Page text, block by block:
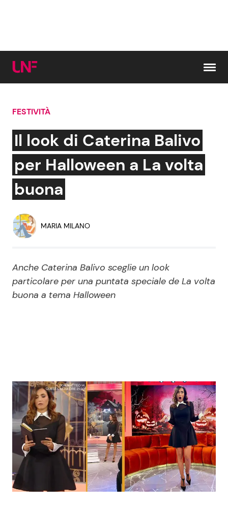
Cerca:
News e Cronaca
Attualità Italiana
Economia
Persone Scomparse
Politica
Gossip e TV
Bellezze VIP
Programmi TV
News Cinema
News Musica
News Spettacolo
News dal mondo
Benessere Cucina e Ricette
FESTIVITÀ
Il look di Caterina Balivo
per Halloween a La volta
buona
MARIA MILANO
Anche Caterina Balivo sceglie un look
particolare per una puntata speciale de La volta
buona a tema Halloween